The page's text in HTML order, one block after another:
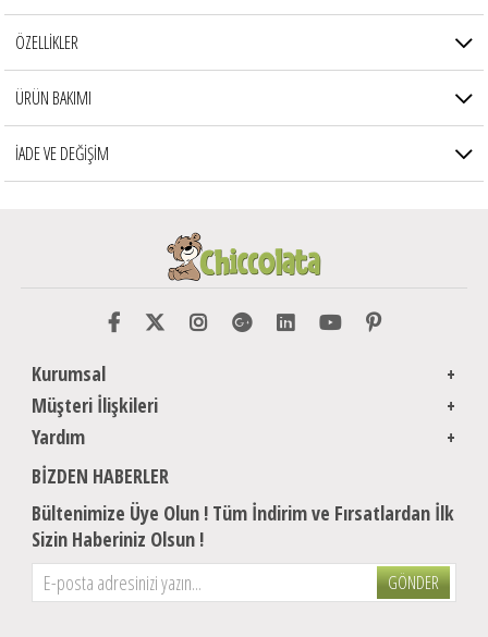
ÖZELLİKLER
ÜRÜN BAKIMI
İADE VE DEĞİŞİM
Kurumsal
Müşteri İlişkileri
Yardım
BIZDEN HABERLER
Bültenimize Üye Olun ! Tüm İndirim ve Fırsatlardan İlk
Sizin Haberiniz Olsun !
GÖNDER